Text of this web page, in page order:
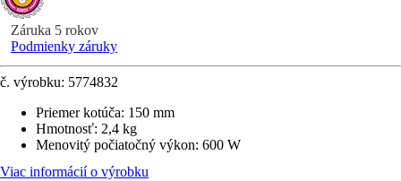
Záruka 5 rokov
Podmienky záruky
č. výrobku: 5774832
Priemer kotúča: 150 mm
Hmotnosť: 2,4 kg
Menovitý počiatočný výkon: 600 W
Viac informácií o výrobku